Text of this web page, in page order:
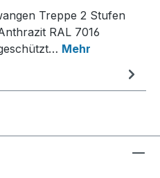
Treppe 2 Stufen
RAL 7016
Mehr